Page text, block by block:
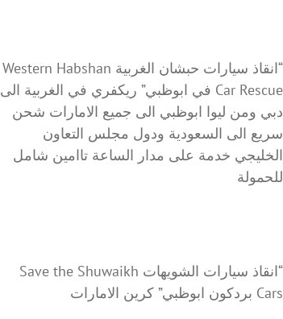
“انقاذ سيارات حبشان الغربية Western Habshan
Car Rescue في ابوظبي” ريكفري في الغربية الى
دبي ومن ليوا ابوظبي الى جميع الامارات شحن
سريع الى السعودية ودول مجلس التعاون
الخليجي خدمة على مدار الساعة تاامين شامل
للحمولة
“انقاذ سيارات الشويهات Save the Shuwaikh
Cars بردكون ابوظبي” كرين الامارات